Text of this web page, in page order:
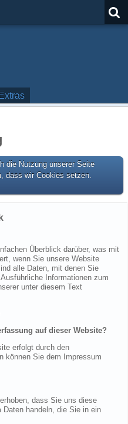
Extras
die Nutzung unserer Seite
dass wir Cookies setzen.
Überblick darüber, was mit
wenn Sie unsere Website
alle Daten, mit denen Sie
Informationen zum
unter diesem Text
auf dieser Website?
erfolgt durch den
können Sie dem Impressum
dass Sie uns diese
handeln, die Sie in ein